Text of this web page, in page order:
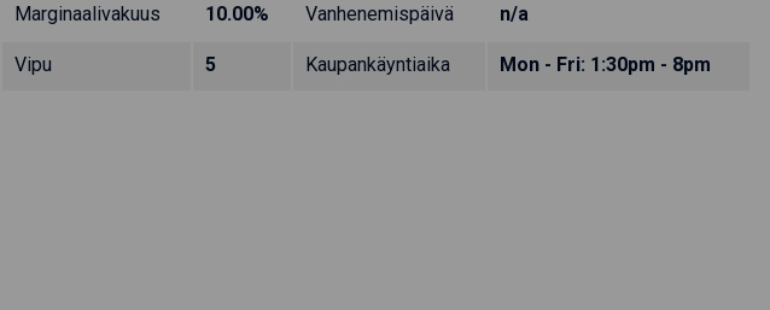
Marginaalivakuus 10.00% Vanhenemispäivä n/a
Vipu 5 Kaupankäyntiaika Mon - Fri: 1:30pm - 8pm